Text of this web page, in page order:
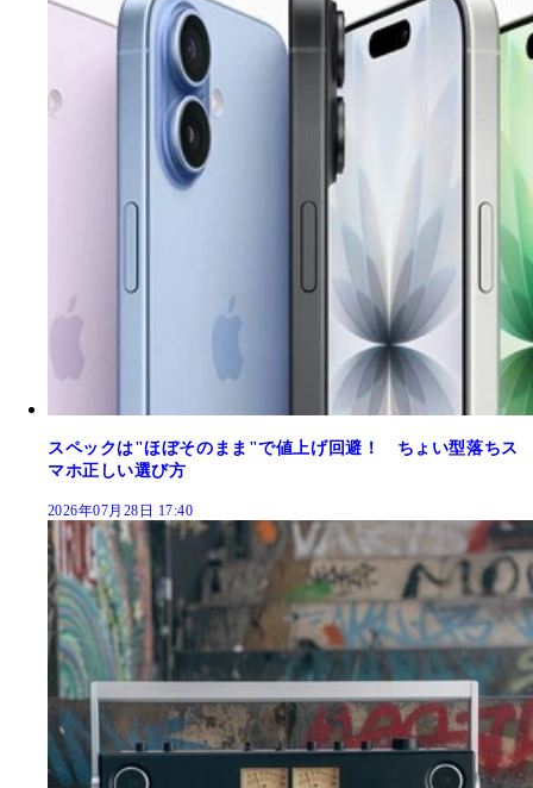
スペックは"ほぼそのまま"で値上げ回避！ ちょい型落ちス
マホ正しい選び方
2026年07月28日 17:40